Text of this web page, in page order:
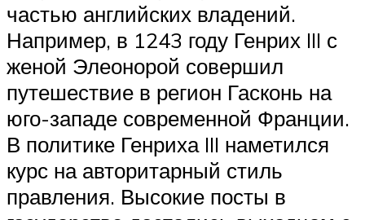
частью английских владений.
Например, в 1243 году Генрих III с
женой Элеонорой совершил
путешествие в регион Гасконь на
юго-западе современной Франции.
В политике Генриха III наметился
курс на авторитарный стиль
правления. Высокие посты в